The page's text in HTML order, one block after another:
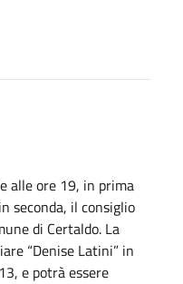
alle ore 19, in prima
seconda, il consiglio
di Certaldo. La
“Denise Latini” in
e potrà essere